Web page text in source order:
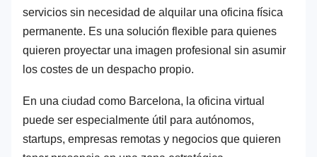
servicios sin necesidad de alquilar una oficina física
permanente. Es una solución flexible para quienes
quieren proyectar una imagen profesional sin asumir
los costes de un despacho propio.
En una ciudad como Barcelona, la oficina virtual
puede ser especialmente útil para autónomos,
startups, empresas remotas y negocios que quieren